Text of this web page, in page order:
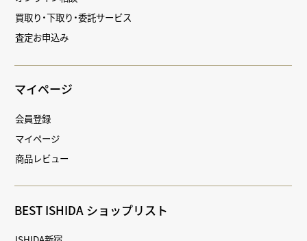
買取り・下取り・委託サービス
査定お申込み
マイページ
会員登録
マイページ
商品レビュー
BEST ISHIDA ショップリスト